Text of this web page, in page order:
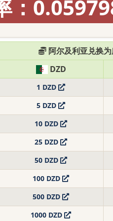
：
阿尔及利亚兑换
DZD
1 DZD
5 DZD
10 DZD
25 DZD
50 DZD
100 DZD
500 DZD
1000 DZD